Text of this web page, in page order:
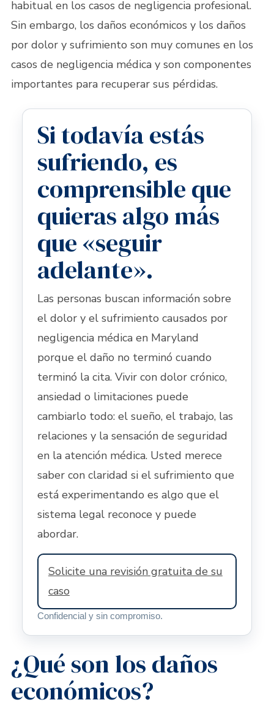
habitual en los casos de negligencia profesional.
Sin embargo, los daños económicos y los daños
por dolor y sufrimiento son muy comunes en los
casos de negligencia médica y son componentes
importantes para recuperar sus pérdidas.
Si todavía estás
sufriendo, es
comprensible que
quieras algo más
que «seguir
adelante».
Las personas buscan información sobre
el dolor y el sufrimiento causados por
negligencia médica en Maryland
porque el daño no terminó cuando
terminó la cita. Vivir con dolor crónico,
ansiedad o limitaciones puede
cambiarlo todo: el sueño, el trabajo, las
relaciones y la sensación de seguridad
en la atención médica. Usted merece
saber con claridad si el sufrimiento que
está experimentando es algo que el
sistema legal reconoce y puede
abordar.
Solicite una revisión gratuita de su
caso
Confidencial y sin compromiso.
¿Qué son los daños
económicos?